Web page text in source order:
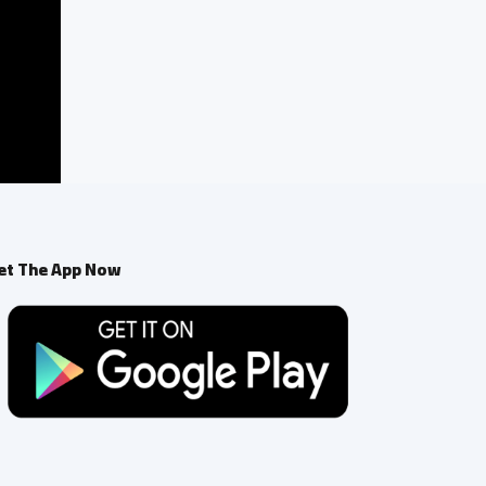
The App Now